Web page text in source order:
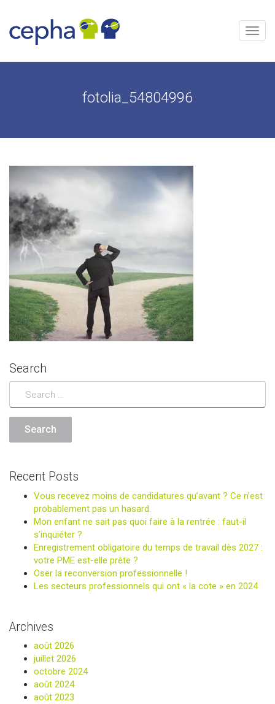
contenu
Menu
fotolia_54804996
Search
Recent Posts
Vous recevez moins de candidatures qu’avant ? Ce n’est
probablement pas un hasard.
Mon enfant ne sait pas quoi faire à la rentrée : faut-il
s’inquiéter ?
Enregistrement obligatoire du temps de travail dès 2027 :
votre PME est-elle prête ?
Oser la reconversion professionnelle !
Les secteurs professionnels qui ont « la cote » en 2024
Archives
août 2026
juillet 2026
octobre 2024
août 2024
août 2023